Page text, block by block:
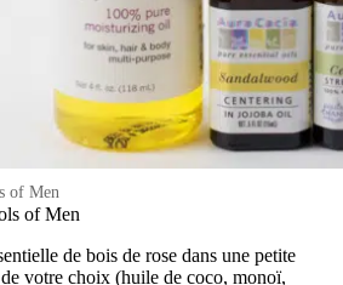
of Men
of Men
de bois de rose dans une petite
votre choix (huile de coco, monoï,